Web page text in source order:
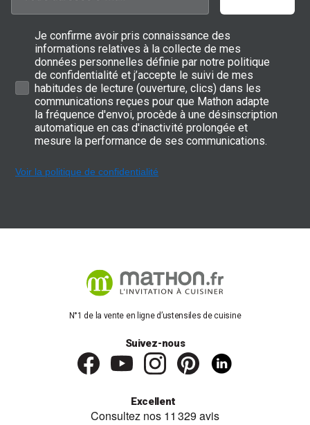
Je confirme avoir pris connaissance des
informations relatives à la collecte de mes
données personnelles définie par notre politique
de confidentialité et j’accepte le suivi de mes
habitudes de lecture (ouverture, clics) dans les
communications reçues pour que Mathon adapte
la fréquence d'envoi, procède à une désinscription
automatique en cas d'inactivité prolongée et
mesure la performance de ses communications.
Voir la politique de confidentialité
N°1 de la vente en ligne d’ustensiles de cuisine
Suivez-nous
Excellent